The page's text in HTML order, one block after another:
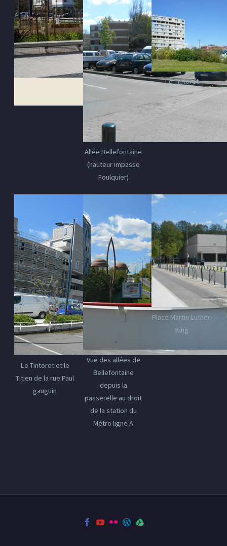
Allée Bellefontaine
(hauteur impasse
Foulquier)
Le Tintoret
Le Tintoret et le
Titien de la rue Paul
gauguin
Vue des allées de
Bellefontaine
depuis la
passerelle au droit
de la station du
Métro ligne A
Place Martin Luther-
King